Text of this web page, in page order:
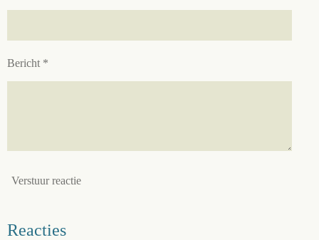
Bericht *
Verstuur reactie
Reacties